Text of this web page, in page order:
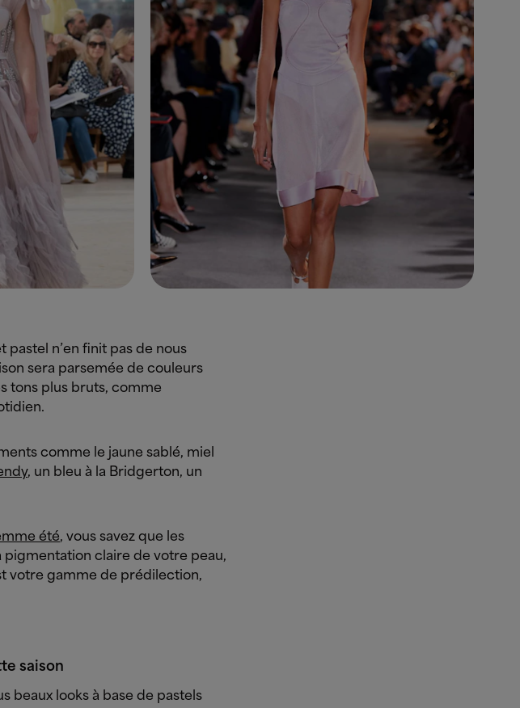
n’en finit pas de nous
sera parsemée de couleurs
tons plus bruts, comme
comme le jaune sablé, miel
, un bleu à la Bridgerton, un
été, vous savez que les
pigmentation claire de votre peau,
votre gamme de prédilection,
saison
beaux looks à base de pastels